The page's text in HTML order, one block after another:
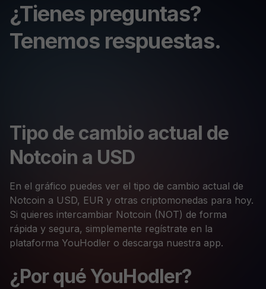
¿Tienes preguntas?
Tenemos respuestas.
Tipo de cambio actual de
Notcoin a USD
En el gráfico puedes ver el tipo de cambio actual de
Notcoin a USD, EUR y otras criptomonedas para hoy.
Si quieres intercambiar Notcoin (NOT) de forma
rápida y segura, simplemente regístrate en la
plataforma YouHodler o descarga nuestra app.
¿Por qué YouHodler?